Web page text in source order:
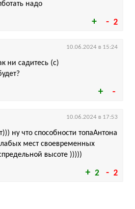
2
надо
ни садитесь (с)
10.06.2024 в 15:24
2 2
ну что способности топаАнтона
мест своевременных
высоте )))))
10.06.2024 в 17:53